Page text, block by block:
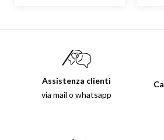
Assistenza clienti
via mail o whatsapp